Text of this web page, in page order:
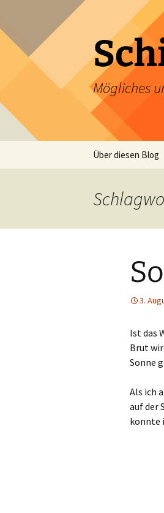
springen
Mögliches
Über diesen Blog
3.
Ist das
Brut
Sonne
Als ich
auf der
konnte